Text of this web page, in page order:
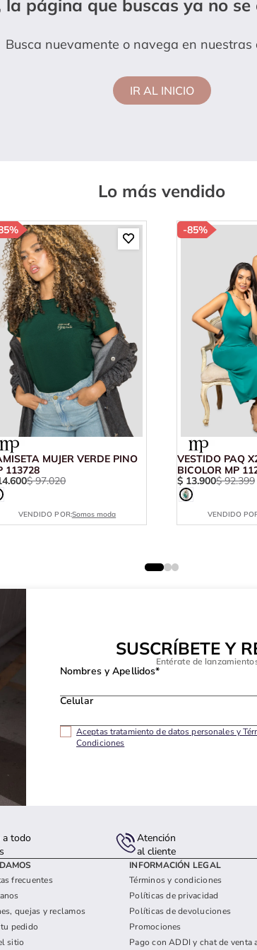
la página que buscas ya no
Busca nuevamente o navega en nuestras
IR AL INICIO
Lo más vendido
MUJER VERDE PINO
113728
.600$ 97.020
VENDIDO POR:Somos moda
-85%
VESTIDO PAQ
BICOLOR MP
$ 13.900$ 92.399
VENDIDO
SUSCRÍBETE Y
Entérate de
Nombres y Apellidos*
Celular
Aceptas tratamiento de datos personales y
Condiciones
a todo
Atención
al cliente
frecuentes
quejas y reclamos
pedido
sitio
INFORMACIÓN LEGAL
Términos y condiciones
Políticas de privacidad
Políticas de devoluciones
Promociones
Pago con ADDI y chat de venta
short